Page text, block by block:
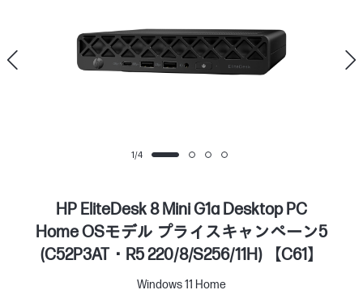
1/4
HP EliteDesk 8 Mini G1a Desktop PC
Home OSモデル プライスキャンペーン5
(C52P3AT・R5 220/8/S256/11H) 【C61】
Windows 11 Home